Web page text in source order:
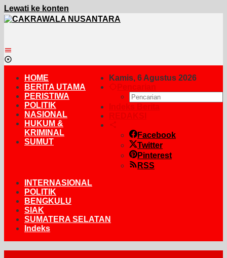
Lewati ke konten
Kamis, 6 Agustus 2026
Pencarian
Indeks Berita
REDAKSI
Facebook
Twitter
Pinterest
RSS
HOME
BERITA UTAMA
PERISTIWA
POLITIK
NASIONAL
HUKUM &
KRIMINAL
SUMUT
INTERNASIONAL
POLITIK
BENGKULU
SIAK
SUMATERA SELATAN
Indeks